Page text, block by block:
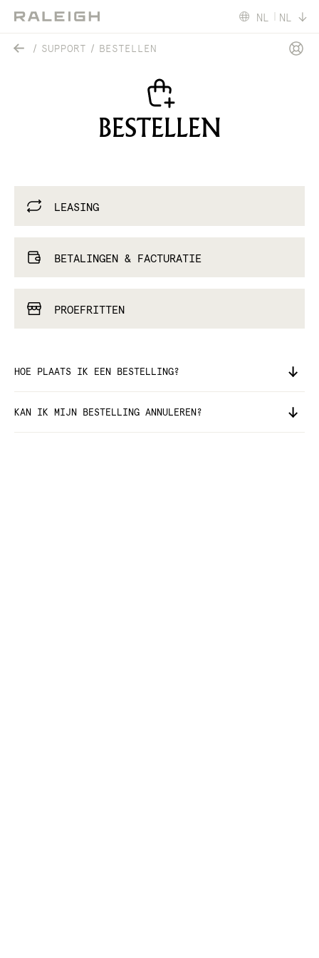
NL NL
SUPPORT BESTELLEN
BESTELLEN
LEASING
BETALINGEN & FACTURATIE
PROEFRITTEN
HOE PLAATS IK EEN BESTELLING?
KAN IK MIJN BESTELLING ANNULEREN?